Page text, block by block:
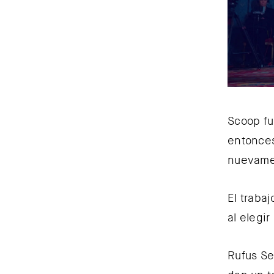
Scoop
El
al elegir
Rufus